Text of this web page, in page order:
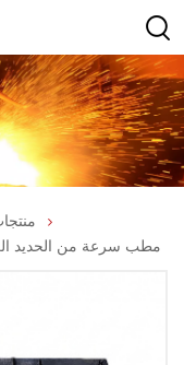
مطب سرعة من الحديد